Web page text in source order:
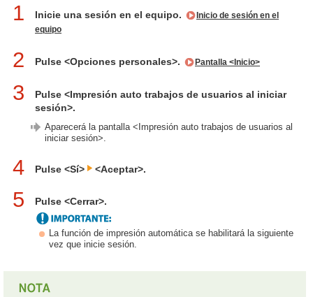
1 Inicie una sesión en el equipo.
Inicio de sesión en el
equipo
2 Pulse <Opciones personales>. Pantalla <Inicio>
3
Pulse <Impresión auto trabajos de usuarios al iniciar
sesión>.
Aparecerá la pantalla <Impresión auto trabajos de usuarios al
iniciar sesión>.
4 Pulse <Sí> <Aceptar>.
5 Pulse <Cerrar>.
La función de impresión automática se habilitará la siguiente
vez que inicie sesión.